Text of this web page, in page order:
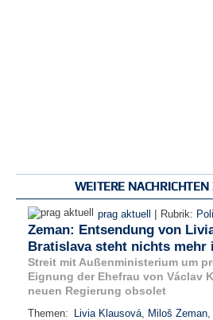
WEITERE
prag aktuell | Rubrik:
Zeman: Entsendung von
Bratislava steht nichts mehr
Streit mit Außenministerium um
Eignung der Ehefrau von Václav
neuen Regierung obsolet
Themen: Livia Klausová Miloš Zeman